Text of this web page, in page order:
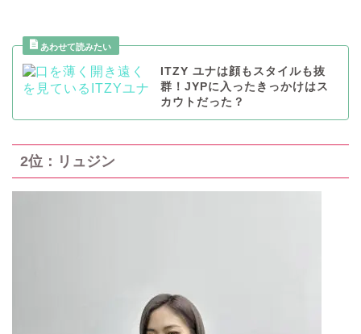
ITZY ユナは顔もスタイルも抜
群！JYPに入ったきっかけはス
カウトだった？
2位：リュジン